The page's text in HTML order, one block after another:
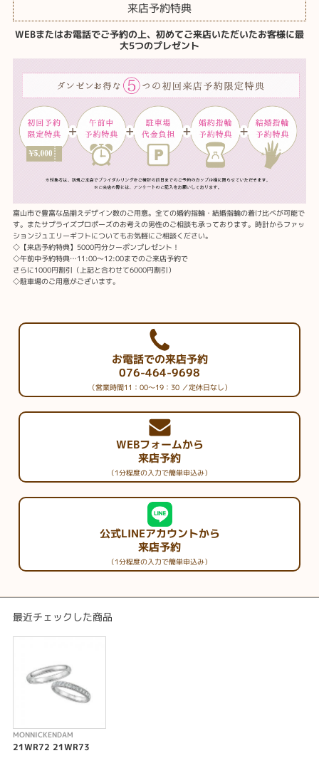
来店予約特典
WEBまたはお電話でご予約の上、初めてご来店いただいたお客様に最
大5つのプレゼント
富山市で豊富な品揃えデザイン数のご用意。全ての婚約指輪・結婚指輪の着け比べが可能で
す。またサプライズプロポーズのお考えの男性のご相談も承っております。時計からファッ
ションジュエリーギフトについてもお気軽にご相談ください。
◇【来店予約特典】5000円分クーポンプレゼント！
◇午前中予約特典…11:00～12:00までのご来店予約で
さらに1000円割引（上記と合わせて6000円割引）
◇駐車場のご用意がございます。
お電話での来店予約
076-464-9698
（営業時間11：00～19：30 ／定休日なし）
WEBフォームから
来店予約
（1分程度の入力で簡単申込み）
公式LINEアカウントから
来店予約
（1分程度の入力で簡単申込み）
最近チェックした商品
MONNICKENDAM
21WR72 21WR73